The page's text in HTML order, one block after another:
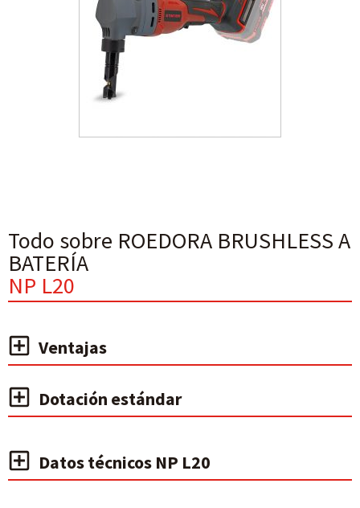
Todo sobre ROEDORA BRUSHLESS A
BATERÍA
NP L20
Ventajas
Dotación estándar
Datos técnicos NP L20